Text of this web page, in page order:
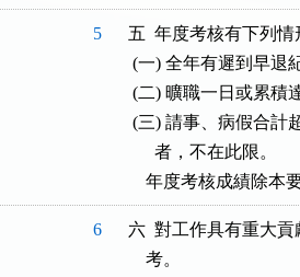
5
五  年度考核有下列情
(一) 全年有遲到早退
(二) 曠職一日或累積
(三) 請事、病假合計
      者，不在此限。
年度考核成績除
6
六  對工作具有重大
    考。